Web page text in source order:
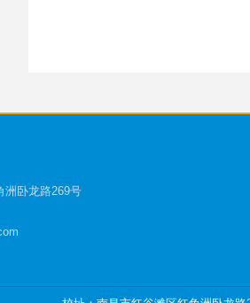
洲卧龙路269号